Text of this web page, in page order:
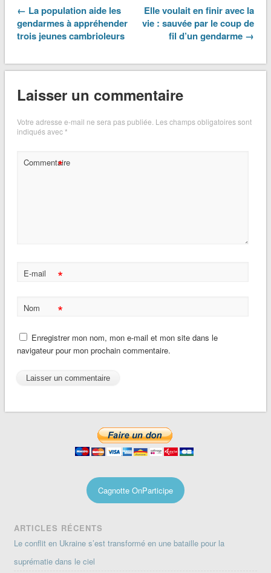
← La population aide les
gendarmes à appréhender
trois jeunes cambrioleurs
Elle voulait en finir avec la
vie : sauvée par le coup de
fil d’un gendarme →
Laisser un commentaire
Votre adresse e-mail ne sera pas publiée. Les champs obligatoires sont
indiqués avec*
Commentaire
*
E-mail *
Nom *
Enregistrer mon nom, mon e-mail et mon site dans le
navigateur pour mon prochain commentaire.
Cagnotte OnParticipe
ARTICLES RÉCENTS
Le conflit en Ukraine s’est transformé en une bataille pour la
suprématie dans le ciel